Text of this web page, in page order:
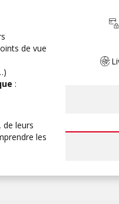
de vue
:
de leurs
les